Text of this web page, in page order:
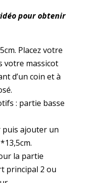
pour obtenir
Placez votre
votre massicot
d’un coin et à
: partie basse
puis ajouter un
la partie
principal 2 ou